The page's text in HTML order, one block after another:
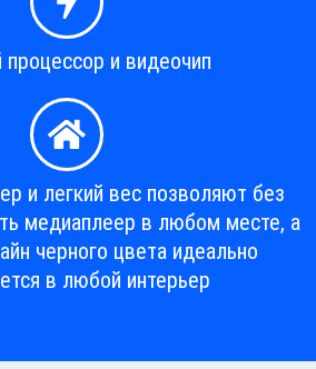
и видеочип
и легкий вес позволяют без
медиаплеер в любом месте, а
черного цвета идеально
в любой интерьер